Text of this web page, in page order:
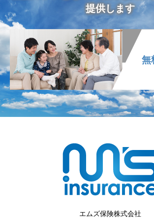
提供します
無
エムズ保険株式会社